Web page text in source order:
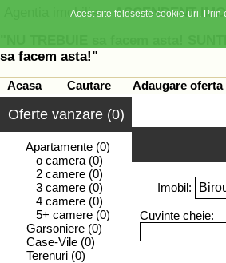
Agentia imobiliara ASCENDENT
sa facem asta!"
Acasa Cautare Adaugare oferta
Oferte vanzare (0)
Apartamente (0)
o camera (0)
2 camere (0)
3 camere (0)
4 camere (0)
5+ camere (0)
Garsoniere (0)
Case-Vile (0)
Terenuri (0)
Imobil:
Cuvinte cheie:
Acest site foloseste cookie-uri.